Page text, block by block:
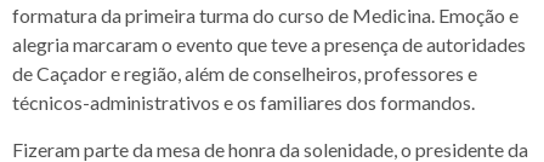
formatura da primeira turma do curso de Medicina. Emoção e
alegria marcaram o evento que teve a presença de autoridades
de Caçador e região, além de conselheiros, professores e
técnicos-administrativos e os familiares dos formandos.
Fizeram parte da mesa de honra da solenidade, o presidente da